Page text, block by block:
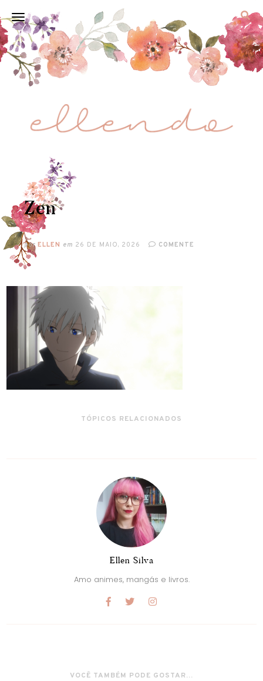
Zen
por ELLEN em 26 DE MAIO, 2026 COMENTE
TÓPICOS RELACIONADOS
Ellen Silva
Amo animes, mangás e livros.
VOCÊ TAMBÉM PODE GOSTAR...